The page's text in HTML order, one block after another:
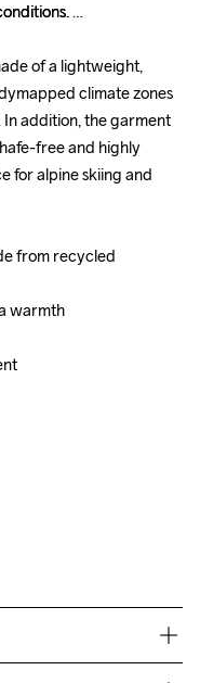
of a lightweight,
climate zones
addition, the garment
free and highly
for alpine skiing and
from recycled
warmth
of a lightweight,
climate zones
addition, the garment
free and highly
for alpine skiing and
from recycled
warmth